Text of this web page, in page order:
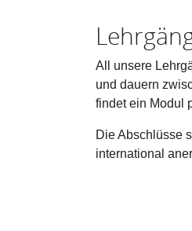
All unsere
und dauern
findet ein Modul
Die Abschlüsse
international